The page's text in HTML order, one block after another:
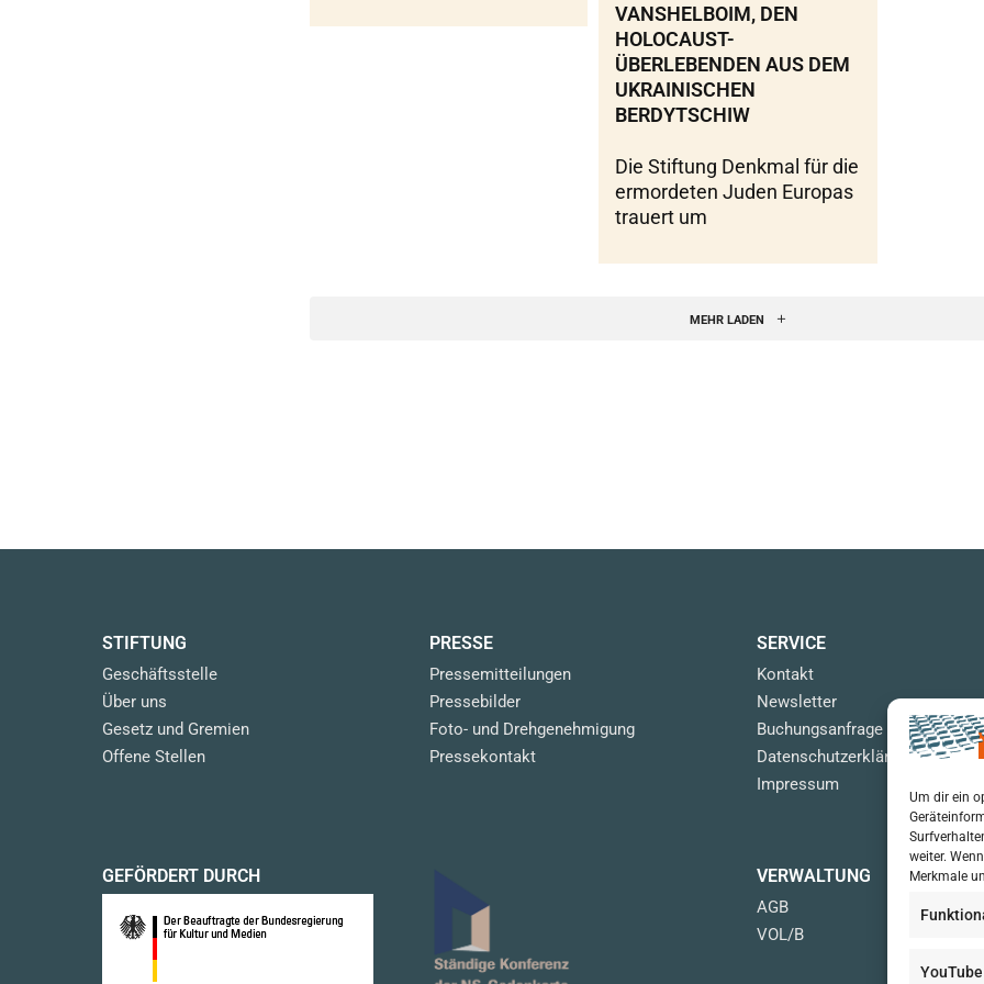
Um dir ein
weiter.
Merkmale
VANSHELBOIM, DEN
HOLOCAUST-
ÜBERLEBENDEN AUS DEM
UKRAINISCHEN
BERDYTSCHIW
Die Stiftung Denkmal für die
ermordeten Juden Europas
trauert um
MEHR LADEN
STIFTUNG
Geschäftsstelle
Über uns
Gesetz und Gremien
Offene Stellen
PRESSE
Pressemitteilungen
Pressebilder
Foto- und Drehgenehmigung
Pressekontakt
SERVICE
Kontakt
Newsletter
Buchungsanfrage
Datenschutzerklärung
Impressum
GEFÖRDERT DURCH VERWALTUNG
AGB
VOL/B